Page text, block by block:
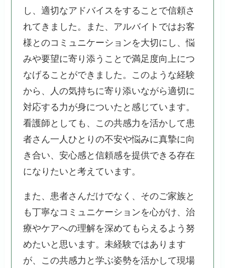
し、適切なアドバイスをすることで信頼さ
れてきました。また、アルバイトではお客
様とのコミュニケーションを大切にし、悩
みや要望に寄り添うことで満足度向上につ
なげることができました。このような経験
から、人の気持ちに寄り添いながら適切に
対応する力が身についたと感じています。
看護師としても、この共感力を活かして患
者さん一人ひとりの不安や悩みに真摯に向
き合い、安心感と信頼感を提供できる存在
になりたいと考えています。
また、患者さんだけでなく、そのご家族と
も丁寧なコミュニケーションを心がけ、治
療やケアへの理解を深めてもらえるよう努
めたいと思います。未経験ではあります
が、この共感力と学ぶ姿勢を活かして現場